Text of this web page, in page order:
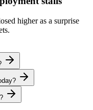
higher as a surprise